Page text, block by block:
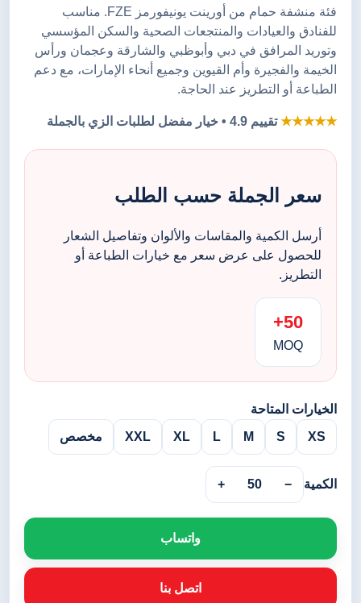
فئة منشفة حمام من أورينت يونيفورمز FZE. مناسب
للفنادق والعيادات والمنتجعات الصحية والسكن المؤسسي
وتوريد المرافق في دبي وأبوظبي والشارقة وعجمان ورأس
الخيمة والفجيرة وأم القيوين وجميع أنحاء الإمارات، مع دعم
الطباعة أو التطريز عند الحاجة.
★★★★★تقييم 4.9 • خيار مفضل لطلبات الزي بالجملة
سعر الجملة حسب الطلب
أرسل الكمية والمقاسات والألوان وتفاصيل الشعار
للحصول على عرض سعر مع خيارات الطباعة أو
التطريز.
50+
MOQ
الخيارات المتاحة
XS
S
M
L
XL
XXL مخصص
الكمية −
50
+
واتساب
اتصل بنا